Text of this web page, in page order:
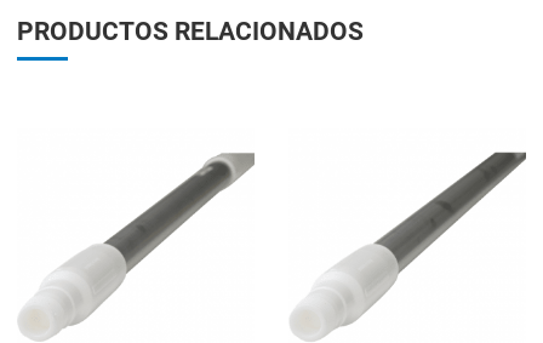
PRODUCTOS RELACIONADOS
Quick View